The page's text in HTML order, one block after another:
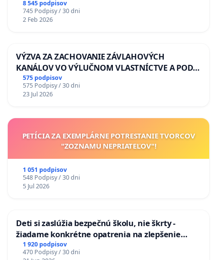
8 545 podpisov
745 Podpisy / 30 dni
2 Feb 2026
VÝZVA ZA ZACHOVANIE ZÁVLAHOVÝCH
KANÁLOV VO VÝLUČNOM VLASTNÍCTVE A POD
KONTROLOU SLOVENSKEJ REPUBLIKY & žiadosť
na riešenie zanedbaného stavu závlahových a
odvodňovacích kanálov na Slovensku
575 podpisov
575 Podpisy / 30 dni
23 Jul 2026
PETÍCIA ZA EXEMPLÁRNE POTRESTANIE TVORCOV
"ZOZNAMU NEPRIATEĽOV"!
1 051 podpisov
548 Podpisy / 30 dni
5 Jul 2026
Deti si zaslúžia bezpečnú školu, nie škrty -
žiadame konkrétne opatrenia na zlepšenie
situácie v školstve
1 920 podpisov
470 Podpisy / 30 dni